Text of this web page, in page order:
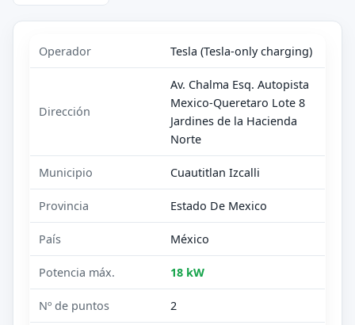
Operador Tesla (Tesla-only charging)
Dirección
Av. Chalma Esq. Autopista
Mexico-Queretaro Lote 8
Jardines de la Hacienda
Norte
Municipio Cuautitlan Izcalli
Provincia Estado De Mexico
País México
Potencia máx. 18 kW
Nº de puntos 2